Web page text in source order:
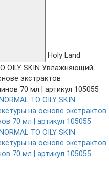
Holy Land
OILY SKIN Увлажняющий
экстрактов
70 мл | артикул 105055